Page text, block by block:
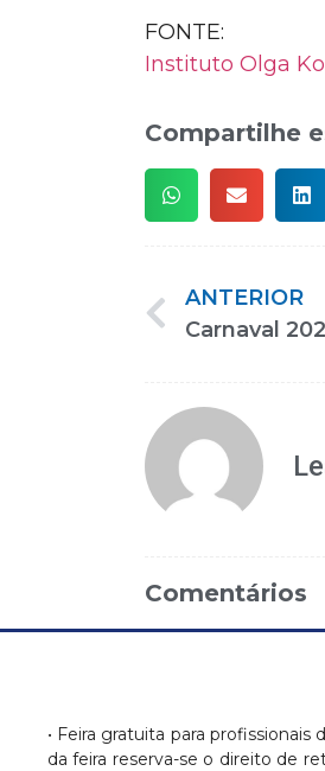
FONTE:
Instituto Olga
Compartilhe
ANTERIOR
Comentários
• Feira gratuita para profissionais
da feira reserva-se o direito de